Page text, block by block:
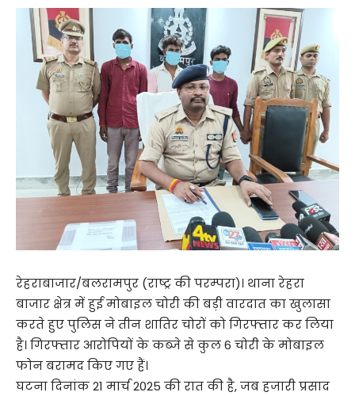
रेहराबाजार/बलरामपुर (राष्ट्र की परम्परा)। थाना रेहरा
बाजार क्षेत्र में हुई मोबाइल चोरी की बड़ी वारदात का खुलासा
करते हुए पुलिस ने तीन शातिर चोरों को गिरफ्तार कर लिया
है। गिरफ्तार आरोपियों के कब्जे से कुल 6 चोरी के मोबाइल
फोन बरामद किए गए हैं।
घटना दिनांक 21 मार्च 2025 की रात की है, जब हजारी प्रसाद